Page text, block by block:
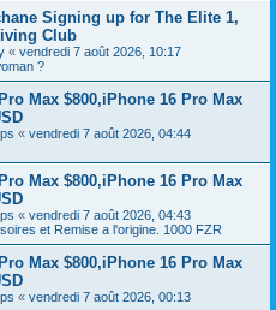
Signing up for The Elite 1,
Club
« vendredi 7 août 2026, 10:17
?
Max $800,iPhone 16 Pro Max
« vendredi 7 août 2026, 04:44
Max $800,iPhone 16 Pro Max
« vendredi 7 août 2026, 04:43
et Remise a l'origine. 1000 FZR
Max $800,iPhone 16 Pro Max
« vendredi 7 août 2026, 00:13